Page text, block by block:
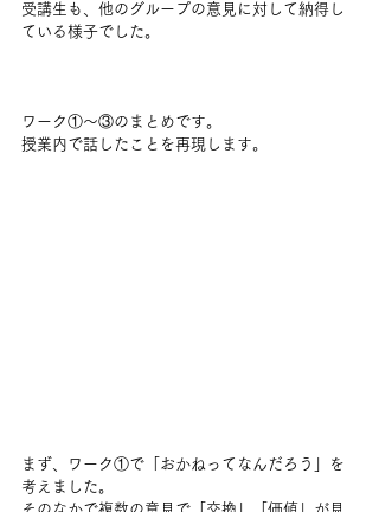
受講生も、他のグループの意見に対して納得し
ている様子でした。
ワーク①～③のまとめです。
授業内で話したことを再現します。
まず、ワーク①で「おかねってなんだろう」を
考えました。